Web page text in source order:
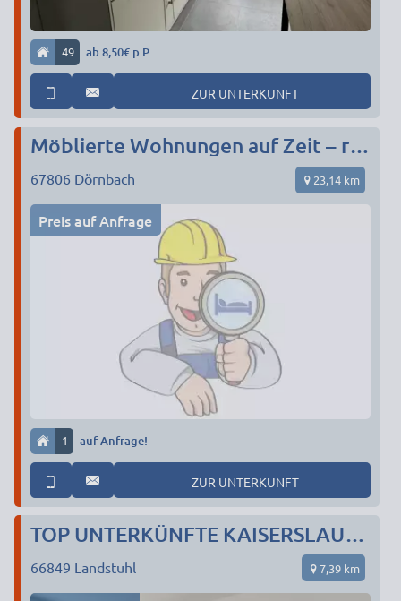
49 ab 8,50€ p.P.
ZUR UNTERKUNFT
Möblierte Wohnungen auf Zeit – ruhige Lage bei Rockenhausen | Nähe Kaiserslautern & Kirchheimbolanden
67806 Dörnbach 23,14 km
Preis auf Anfrage
1 auf Anfrage!
ZUR UNTERKUNFT
TOP UNTERKÜNFTE KAISERSLAUTERN
66849 Landstuhl 7,39 km